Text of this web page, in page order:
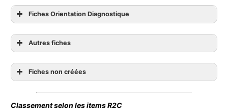
Fiches Orientation Diagnostique
Autres fiches
Fiches non créées
Classement selon les items R2C